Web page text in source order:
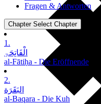
Fragen & Antworten
Chapter Select Chapter
1.
الْفَاتِحَۃِ
al-Fātiḥa - Die Eröffnende
2.
البَقَرَة
al-Baqara - Die Kuh